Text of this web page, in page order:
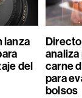
lanza
del
carne
para
bolsos